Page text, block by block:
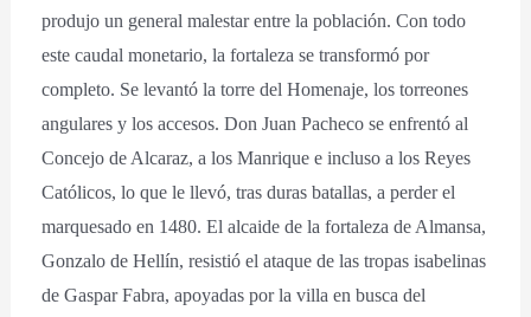
produjo un general malestar entre la población. Con todo
este caudal monetario, la fortaleza se transformó por
completo. Se levantó la torre del Homenaje, los torreones
angulares y los accesos. Don Juan Pacheco se enfrentó al
Concejo de Alcaraz, a los Manrique e incluso a los Reyes
Católicos, lo que le llevó, tras duras batallas, a perder el
marquesado en 1480. El alcaide de la fortaleza de Almansa,
Gonzalo de Hellín, resistió el ataque de las tropas isabelinas
de Gaspar Fabra, apoyadas por la villa en busca del